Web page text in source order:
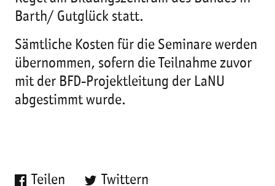
Barth/ Gutglück statt.
Sämtliche Kosten für die Seminare werden
übernommen, sofern die Teilnahme zuvor
mit der BFD-Projektleitung der LaNU
abgestimmt wurde.
Teilen Twittern